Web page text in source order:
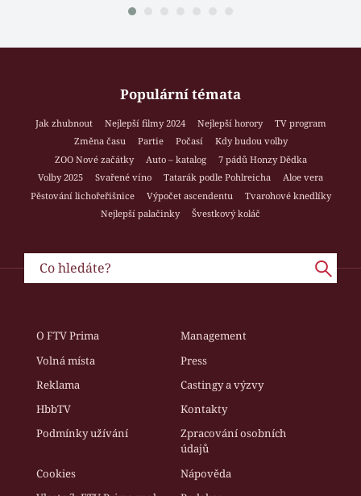
Populární témata
Jak zhubnout Nejlepší filmy 2024 Nejlepší horory
TV program
Změna času
Partie Počasí
Kdy budou volby
ZOO Nové začátky
Auto – katalog
7 pádů Honzy Dědka
Volby 2025
Svařené víno Tatarák podle Pohlreicha
Aloe vera
Pěstování lichořeřišnice
Výpočet ascendentu
Tvarohové knedlíky
Nejlepší palačinky
Švestkový koláč
O FTV Prima
Management
Volná místa
Press
Reklama
Castingy a výzvy
HbbTV
Kontakty
Podmínky užívání
Zpracování osobních
údajů
Cookies
Nápověda